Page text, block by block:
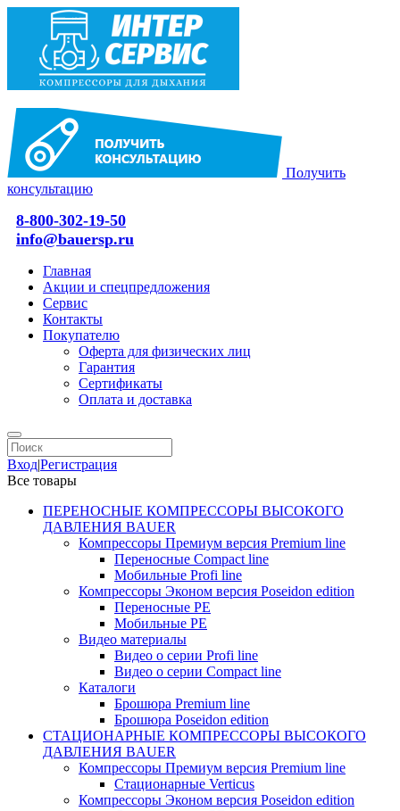
Получить
консультацию
8-800-302-19-50
info@bauersp.ru
Главная
Акции и спецпредложения
Сервис
Контакты
Покупателю
Оферта для физических лиц
Гарантия
Сертификаты
Оплата и доставка
Вход|Регистрация
Все товары
ПЕРЕНОСНЫЕ КОМПРЕССОРЫ ВЫСОКОГО
ДАВЛЕНИЯ BAUER
Компрессоры Премиум версия Premium line
Переносные Compact line
Мобильные Profi line
Компрессоры Эконом версия Poseidon edition
Переносные PE
Мобильные PE
Видео материалы
Видео о серии Profi line
Видео о серии Compact line
Каталоги
Брошюра Premium line
Брошюра Poseidon edition
СТАЦИОНАРНЫЕ КОМПРЕССОРЫ ВЫСОКОГО
ДАВЛЕНИЯ BAUER
Компрессоры Премиум версия Premium line
Стационарные Verticus
Компрессоры Эконом версия Poseidon edition